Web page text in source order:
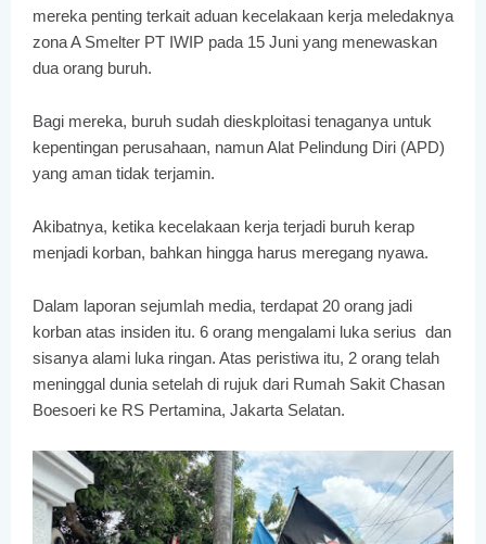
mereka penting terkait aduan kecelakaan kerja meledaknya
zona A Smelter PT IWIP pada 15 Juni yang menewaskan
dua orang buruh.
Bagi mereka, buruh sudah dieskploitasi tenaganya untuk
kepentingan perusahaan, namun Alat Pelindung Diri (APD)
yang aman tidak terjamin.
Akibatnya, ketika kecelakaan kerja terjadi buruh kerap
menjadi korban, bahkan hingga harus meregang nyawa.
Dalam laporan sejumlah media, terdapat 20 orang jadi
korban atas insiden itu. 6 orang mengalami luka serius dan
sisanya alami luka ringan. Atas peristiwa itu, 2 orang telah
meninggal dunia setelah di rujuk dari Rumah Sakit Chasan
Boesoeri ke RS Pertamina, Jakarta Selatan.